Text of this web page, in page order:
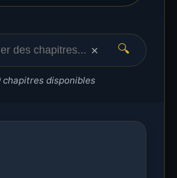
🔍
✕
chapitres disponibles